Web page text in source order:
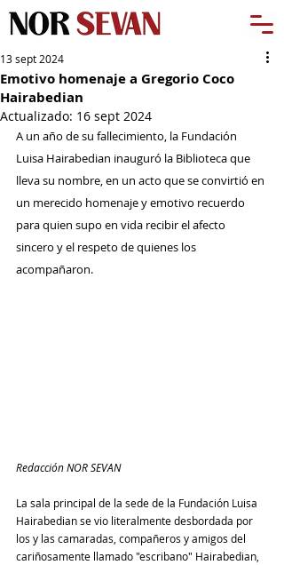
Emotivo homenaje a Gregorio Coco
Hairabedian
13 sept 2024
Actualizado: 16 sept 2024
A un año de su fallecimiento, la Fundación
Luisa Hairabedian inauguró la Biblioteca que
lleva su nombre, en un acto que se convirtió en
un merecido homenaje y emotivo recuerdo
para quien supo en vida recibir el afecto
sincero y el respeto de quienes los
acompañaron.
Redacción NOR SEVAN
La sala principal de la sede de la Fundación Luisa
Hairabedian se vio literalmente desbordada por
los y las camaradas, compañeros y amigos del
cariñosamente llamado "escribano" Hairabedian,